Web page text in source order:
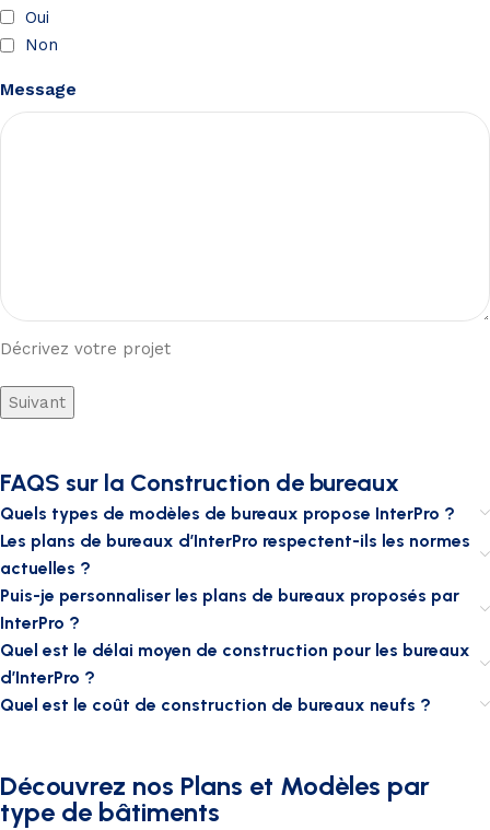
Oui
Non
Message
Décrivez votre projet
Suivant
FAQS sur la Construction de bureaux
Quels types de modèles de bureaux propose InterPro ?
Les plans de bureaux d’InterPro respectent-ils les normes
actuelles ?
Puis-je personnaliser les plans de bureaux proposés par
InterPro ?
Quel est le délai moyen de construction pour les bureaux
d’InterPro ?
Quel est le coût de construction de bureaux neufs ?
Découvrez nos Plans et Modèles par
type de bâtiments